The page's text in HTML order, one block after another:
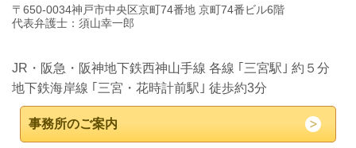
〒650-0034神戸市中央区京町74番地 京町74番ビル6階
代表弁護士：須山幸一郎
JR・阪急・阪神地下鉄西神山手線 各線 ｢三宮駅｣ 約５分
地下鉄海岸線 ｢三宮・花時計前駅｣ 徒歩約3分
事務所のご案内